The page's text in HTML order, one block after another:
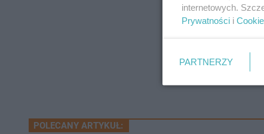
POLECANY ARTYKUŁ:
internetowych.
Prywatności i
PARTNERZY